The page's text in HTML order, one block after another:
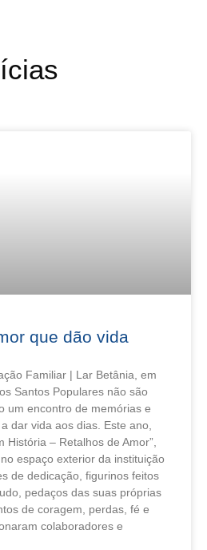
que dão vida
Familiar | Lar Betânia, em
Santos Populares não são
um encontro de memórias e
dar vida aos dias. Este ano,
História – Retalhos de Amor”,
espaço exterior da instituição
de dedicação, figurinos feitos
pedaços das suas próprias
de coragem, perdas, fé e
colaboradores e